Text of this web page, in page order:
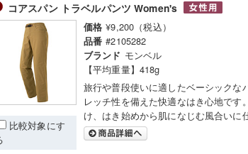
コアスパン トラベルパンツ Women's
比較対象にす
価格 ¥9,200（税込）
品番 #2105282
ブランド モンベル
【平均重量】418g
旅行や普段使いに適したベーシックな
レッチ性を備えた快適なはき心地です
け、はき始めから肌になじむ風合いに